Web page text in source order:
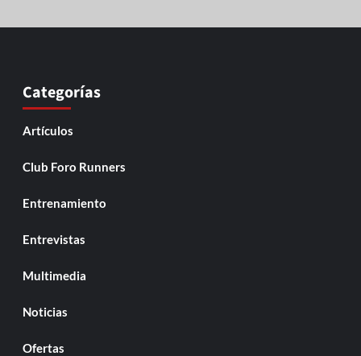
Categorías
Artículos
Club Foro Runners
Entrenamiento
Entrevistas
Multimedia
Noticias
Ofertas